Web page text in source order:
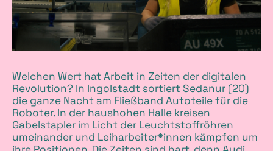
Welchen Wert hat Arbeit in Zeiten der digitalen
Revolution? In Ingolstadt sortiert Sedanur (20)
die ganze Nacht am Fließband Autoteile für die
Roboter. In der haushohen Halle kreisen
Gabelstapler im Licht der Leuchtstoffröhren
umeinander und Leiharbeiter*innen kämpfen um